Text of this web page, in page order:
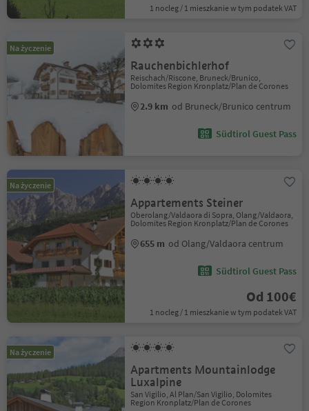
1 nocleg / 1 mieszkanie w tym podatek VAT
Na życzenie
Rauchenbichlerhof
Reischach/Riscone, Bruneck/Brunico,
Dolomites Region Kronplatz/Plan de Corones
2.9 km od Bruneck/Brunico centrum
Südtirol Guest Pass
Na życzenie
Appartements Steiner
Oberolang/Valdaora di Sopra, Olang/Valdaora,
Dolomites Region Kronplatz/Plan de Corones
655 m od Olang/Valdaora centrum
Südtirol Guest Pass
Od 100€
1 nocleg / 1 mieszkanie w tym podatek VAT
Na życzenie
Apartments Mountainlodge
Luxalpine
San Vigilio, Al Plan/San Vigilio, Dolomites
Region Kronplatz/Plan de Corones